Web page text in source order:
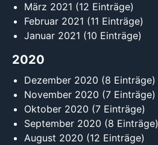
März 2021 (12 Einträge)
Februar 2021 (11 Einträge)
Januar 2021 (10 Einträge)
2020
Dezember 2020 (8 Einträge)
November 2020 (7 Einträge)
Oktober 2020 (7 Einträge)
September 2020 (8 Einträge)
August 2020 (12 Einträge)